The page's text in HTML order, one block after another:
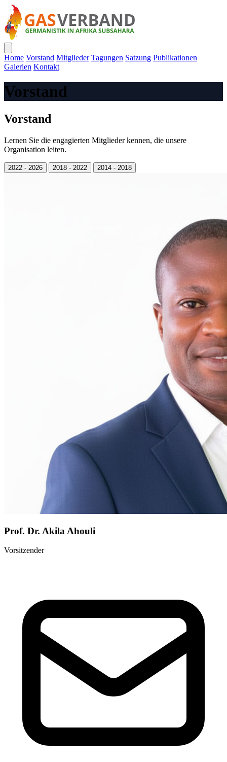
Home Vorstand Mitglieder Tagungen Satzung Publikationen
Galerien Kontakt
Vorstand
Vorstand
Lernen Sie die engagierten Mitglieder kennen, die unsere
Organisation leiten.
2022 - 2026 2018 - 2022 2014 - 2018
Prof. Dr. Akila Ahouli
Vorsitzender